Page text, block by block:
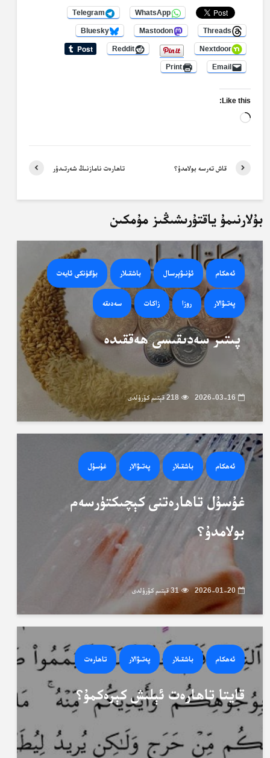
WhatsApp
Telegram
Threads
Mastodon
Bluesky
Nextdoor
Reddit
Email
Print
Like this:
Loading…
تاھارەت نامازنىڭ شەرتىدۇر قاش تەرسە بولامدۇ؟
بۇلارنىمۇ ياقتۇرىشىڭىز مۇمكىن
ئەھكام ئۇنىۋېرسال باشقىلار بۈگۈنكى ئايەت
پەتىۋالار روزا زاكات سەدىقە
پىتىر سەدىقىسى ھەققىدە
2026-03-16 218 قېتىم كۆرۈلدى
ئەھكام باشقىلار پەتىۋالار غۇسۇل
غۇسۇل تاھارەتنى كېچىكتۈرسەم
بولامدۇ؟
2026-01-20 31 قېتىم كۆرۈلدى
ئەھكام باشقىلار پەتىۋالار تاھارەت
قايتا تاھارەت ئېلىش كېرەكمۇ؟